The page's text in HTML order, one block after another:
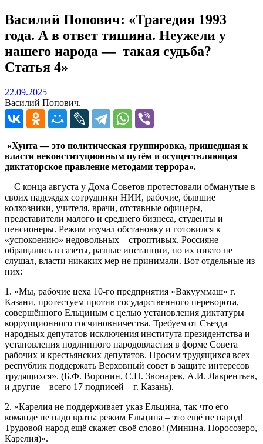
Василий Попович: «Трагедия 1993
года. А в ответ тишина. Неужели у
нашего народа — такая судьба?
Статья 4»
22.09.202522.09.2025
Василий Попович.
«Хунта — это политическая группировка, пришедшая к
власти неконституционным путём и осуществляющая
диктаторское правление методами террора».
С конца августа у Дома Советов протестовали обманутые в
своих надеждах сотрудники НИИ, рабочие, бывшие
колхозники, учителя, врачи, отставные офицеры,
представители малого и среднего бизнеса, студенты и
пенсионеры. Режим изучал обстановку и готовился к
«успокоению» недовольных – строптивых. Россияне
обращались в газеты, разные инстанции, но их никто не
слушал, власти никаких мер не принимали. Вот отдельные из
них:
1. «Мы, рабочие цеха 10-го предприятия «Вакууммаш» г.
Казани, протестуем против государственного переворота,
совершённого Ельциным с целью установления диктатуры
коррупционного госчиновничества. Требуем от Съезда
народных депутатов исключения института президентства и
установления подлинного народовластия в форме Совета
рабочих и крестьянских депутатов. Просим трудящихся всех
республик поддержать Верховный совет в защите интересов
трудящихся». (Б.Ф. Воронин, С.Н. Звонарев, А.И. Лаврентьев,
и другие – всего 17 подписей – г. Казань).
2. «Карелия не поддерживает указ Ельцина, так что его
команде не надо врать: режим Ельцина – это ещё не народ!
Трудовой народ ещё скажет своё слово! (Минина. Поросозеро,
Карелия)».